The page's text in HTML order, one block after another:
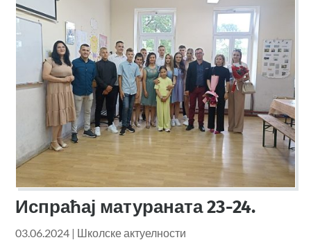
Испраћај матураната 23-24.
03.06.2024 | Школске актуелности